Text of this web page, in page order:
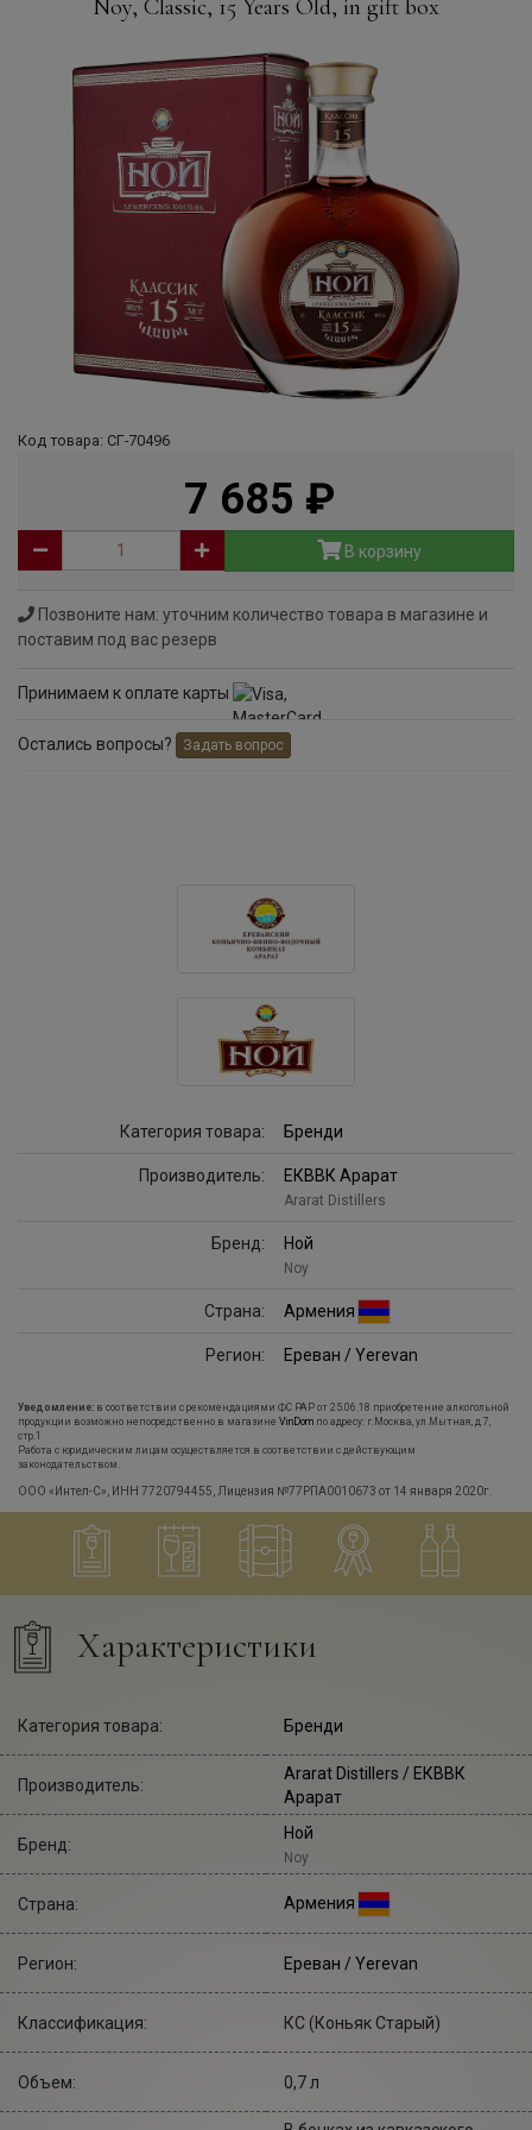
Noy, Classic, 15 Years Old, in gift box
Код товара: СГ-70496
7 685
В корзину
Позвоните нам: уточним количество товара в магазине и
поставим под вас резерв
Принимаем к оплате карты
Остались вопросы? Задать вопрос
Категория товара: Бренди
Производитель: ЕКВВК Арарат
Ararat Distillers
Бренд: Ной
Noy
Страна: Армения
Регион: Ереван / Yerevan
Уведомление: в соответствии с рекомендациями ФС РАР от 25.06.18 приобретение алкогольной
продукции возможно непосредственно в магазине VinDom по адресу: г.Москва, ул.Мытная, д.7,
стр.1
Работа с юридическим лицам осуществляется в соответствии с действующим
законодательством.
ООО «Интел-С», ИНН 7720794455, Лицензия №77РПА0010673 от 14 января 2020г.
Характеристики
Категория товара: Бренди
Производитель:
Ararat Distillers / ЕКВВК
Арарат
Бренд:
Ной
Noy
Страна: Армения
Регион: Ереван / Yerevan
Классификация: КС (Коньяк Старый)
Объем: 0,7 л